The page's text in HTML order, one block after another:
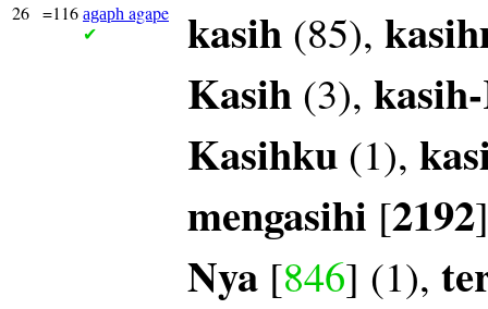
26 =116 agaph agape
✔ kasih (85),
Kasih (3),
Kasihku (1),
mengasihi [2192
Nya [846] (1),